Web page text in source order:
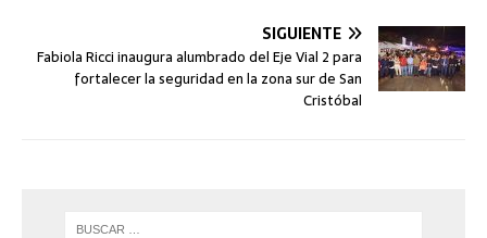
SIGUIENTE
Fabiola Ricci inaugura alumbrado del Eje Vial 2 para
fortalecer la seguridad en la zona sur de San
Cristóbal